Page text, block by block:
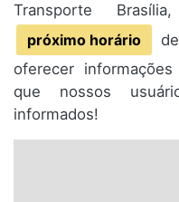
Transporte
próximo horário
oferecer
que nossos
informados!